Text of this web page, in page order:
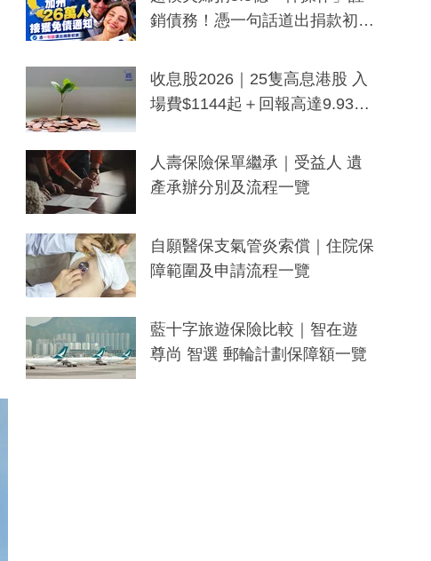
銷債務！憑一句話道出捐款初
一度被誤當詐騙手段
收息股2026｜25隻高息港股 入
場費$1144起＋回報高達9.93
人壽保險保單繼承｜受益人 遺
產承辦分別及流程一覽
自願醫保支氣管炎索償｜住院保
障範圍及申請流程一覽
藍十字旅遊保險比較｜智在遊
尊尚 智選 郵輪計劃保障額一覽